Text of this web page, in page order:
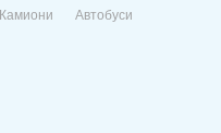
Камиони Автобуси